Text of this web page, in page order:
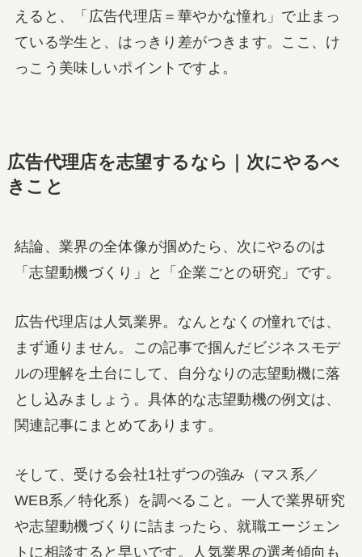
えると、「広告代理店＝華やかな憧れ」で止まっ
ている学生と、はっきり差がつきます。ここ、け
っこう美味しいポイントですよ。
広告代理店を志望するなら｜次にやるべ
きこと
結論、業界の全体像が掴めたら、次にやるのは
「志望動機づくり」と「企業ごとの研究」です。
広告代理店は人気業界。なんとなくの憧れでは、
まず通りません。この記事で掴んだビジネスモデ
ルの理解を土台にして、自分なりの志望動機に落
とし込みましょう。具体的な志望動機の例文は、
関連記事にまとめてあります。
そして、受ける会社1社ずつの強み（マス系／
WEB系／特化系）を調べること。一人で業界研究
や志望動機づくりに詰まったら、就職エージェン
トに相談すると早いです。人気業界の選考傾向も